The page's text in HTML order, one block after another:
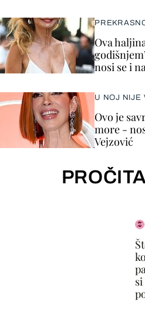
Ova
nosi se i
U NOJ NIJE
Ovo je
more -
Vejzović